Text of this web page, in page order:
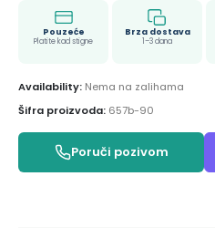
Pouzeće
Platite kad stigne
Brza dostava
1–3 dana
Availability: Nema na zalihama
Šifra proizvoda: 657b-90
Poruči pozivom